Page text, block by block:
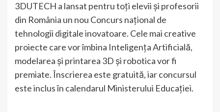
3DUTECH a lansat pentru toți elevii și profesorii
din România un nou Concurs național de
tehnologii digitale inovatoare. Cele mai creative
proiecte care vor îmbina Inteligența Artificială,
modelarea și printarea 3D și robotica vor fi
premiate. Înscrierea este gratuită, iar concursul
este inclus în calendarul Ministerului Educației.